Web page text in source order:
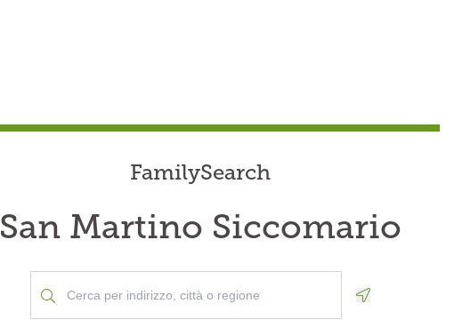
FamilySearch
San Martino Siccomario